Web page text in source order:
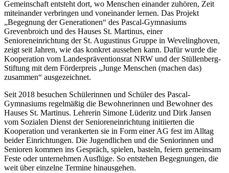
Gemeinschaft entsteht dort, wo Menschen einander zuhören, Zeit
miteinander verbringen und voneinander lernen. Das Projekt
„Begegnung der Generationen“ des Pascal-Gymnasiums
Grevenbroich und des Hauses St. Martinus, einer
Senioreneinrichtung der St. Augustinus Gruppe in Wevelinghoven,
zeigt seit Jahren, wie das konkret aussehen kann. Dafür wurde die
Kooperation vom Landespräventionsrat NRW und der Stüllenberg-
Stiftung mit dem Förderpreis „Junge Menschen (machen das)
zusammen“ ausgezeichnet.
Seit 2018 besuchen Schülerinnen und Schüler des Pascal-
Gymnasiums regelmäßig die Bewohnerinnen und Bewohner des
Hauses St. Martinus. Lehrerin Simone Lüderitz und Dirk Jansen
vom Sozialen Dienst der Senioreneinrichtung initiierten die
Kooperation und verankerten sie in Form einer AG fest im Alltag
beider Einrichtungen. Die Jugendlichen und die Seniorinnen und
Senioren kommen ins Gespräch, spielen, basteln, feiern gemeinsam
Feste oder unternehmen Ausflüge. So entstehen Begegnungen, die
weit über einzelne Termine hinausgehen.